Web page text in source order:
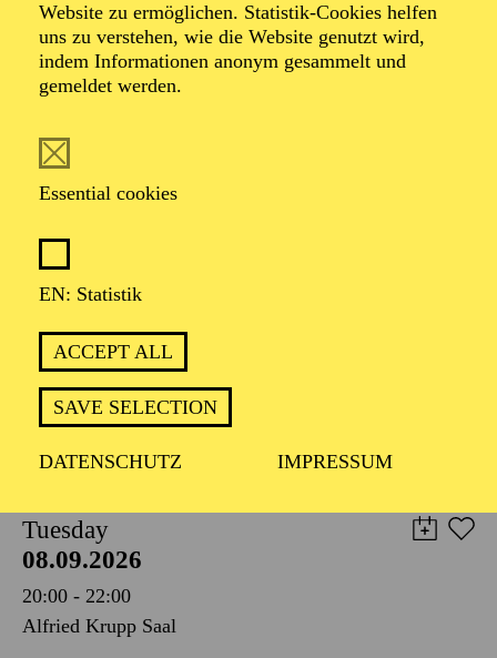
Website zu ermöglichen. Statistik-Cookies helfen
uns zu verstehen, wie die Website genutzt wird,
indem Informationen anonym gesammelt und
gemeldet werden.
Essential cookies
EN: Statistik
ACCEPT ALL
SAVE SELECTION
DATENSCHUTZ IMPRESSUM
55,20 52,70€
EN: SCHAUSPIEL ESSEN
05.09.2026
19:30 - 21:30
BLICK AUF DEN IRAN –
STIMMEN ZUR AKTUELLEN
LAGE
TICKETS
8,00€
Tuesday
08.09.2026
20:00 - 22:00
Alfried Krupp Saal